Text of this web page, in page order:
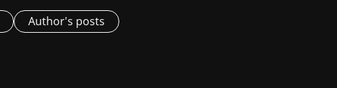
Author's posts